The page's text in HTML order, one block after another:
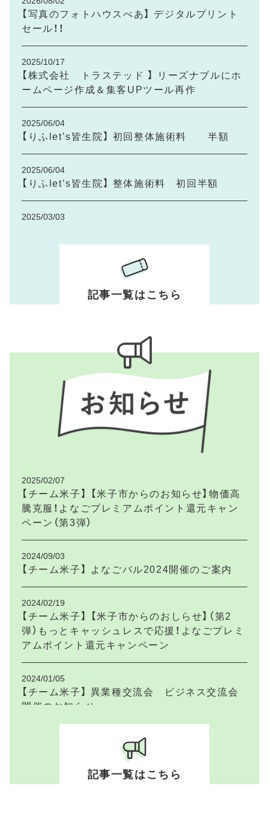
【写真のフォトハウスべあ】 デジタルプリント
セール！！
2025/10/17
【株式会社 トラステッド 】 リーズナブルにホ
ームページ作成＆集客UPツール再作
2025/06/04
【りふlet’s皆生院】 初回整体施術料 半額
2025/06/04
【りふlet’s皆生院】 整体施術料 初回半額
2025/03/03
diagnosis.com/home?agent_id=5403624を
記事一覧はこちら
2025/02/07
【チーム米子】 【米子市からのお知らせ】物価高
騰克服！よなごプレミアムポイント還元キャン
ペーン（第3弾）
2024/09/03
【チーム米子】 よなごバル2024開催のご案内
2024/02/19
【チーム米子】 【米子市からのおしらせ】（第2
弾）もっとキャッシュレスで応援！よなごプレミ
アムポイント還元キャンペーン
2024/01/05
【チーム米子】 異業種交流会 ビジネス交流会
開催のお知らせ
【チーム米子】 【米子市からのお知らせ】ねんり
んピックはばたけ鳥取2024協賛募集のご案内
記事一覧はこちら